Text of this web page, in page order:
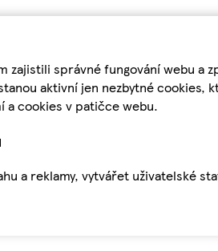
zajistili správné fungování webu
aktivní jen nezbytné
a cookies v patičce webu.
a reklamy, vytvářet uživatelské